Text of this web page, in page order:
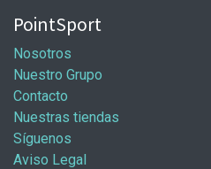
PointSport
Nosotros
Nuestro Grupo
Contacto
Nuestras tiendas
Síguenos
Aviso Legal